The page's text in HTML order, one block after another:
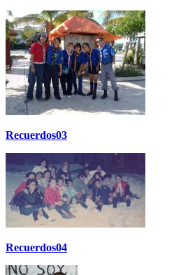
Recuerdos03
Recuerdos04